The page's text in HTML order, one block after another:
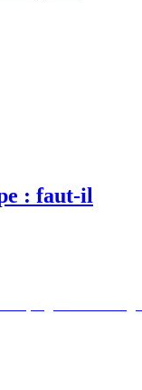
: faut-il